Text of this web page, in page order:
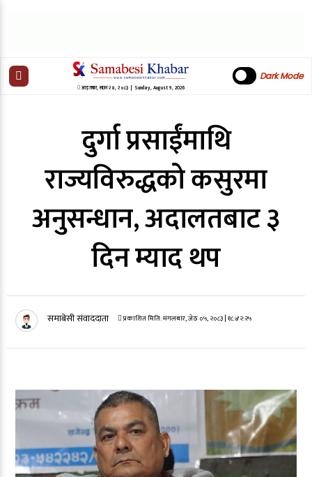
आइतबार,साउन २४,२०८३| Sunday, August 9, 2026
Dark Mode
दुर्गा प्रसाईंमाथि
राज्यविरुद्धको कसुरमा
अनुसन्धान, अदालतबाट ३
दिन म्याद थप
समाबेसी संवाददाता प्रकाशित मिति:मंगलबार, जेठ ०५, २०८३| १८:४२:२५